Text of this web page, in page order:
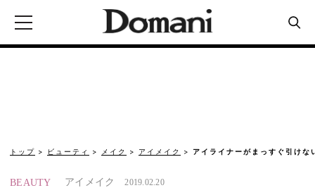
トップ ビューティ メイク アイメイク アイライナーがまっすぐ引け
BEAUTY アイメイク 2019.02.20